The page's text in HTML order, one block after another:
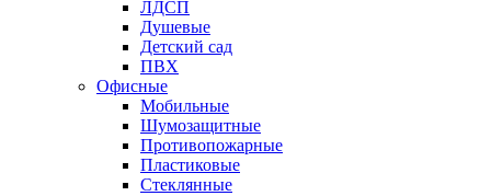
ЛДСП
Душевые
Детский сад
ПВХ
Офисные
Мобильные
Шумозащитные
Противопожарные
Пластиковые
Стеклянные